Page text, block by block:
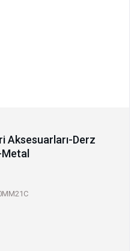
Aksesuarları-Derz